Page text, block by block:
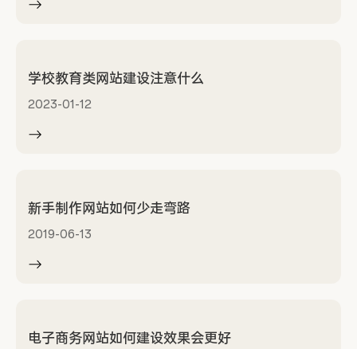
学校教育类网站建设注意什么
2023-01-12
新手制作网站如何少走弯路
2019-06-13
电子商务网站如何建设效果会更好